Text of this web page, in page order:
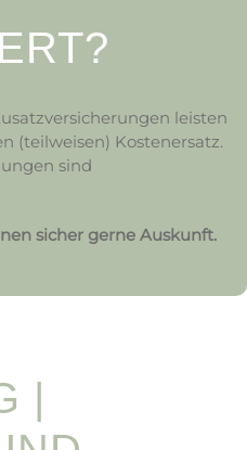
leisten
(teilweisen) Kostenersatz.
sind
sicher gerne Auskunft.
|